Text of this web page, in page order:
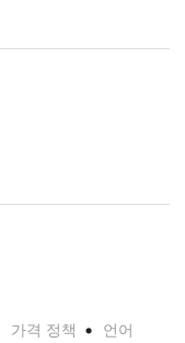
가격 정책 언어